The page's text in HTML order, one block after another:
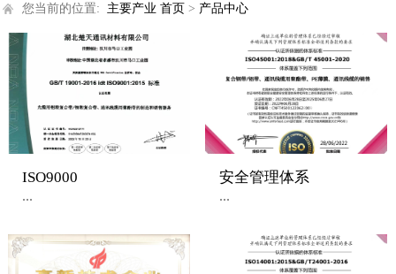
您当前的位置: 主要产业 首页 > 产品中心
ISO9000
...
安全管理体系
...